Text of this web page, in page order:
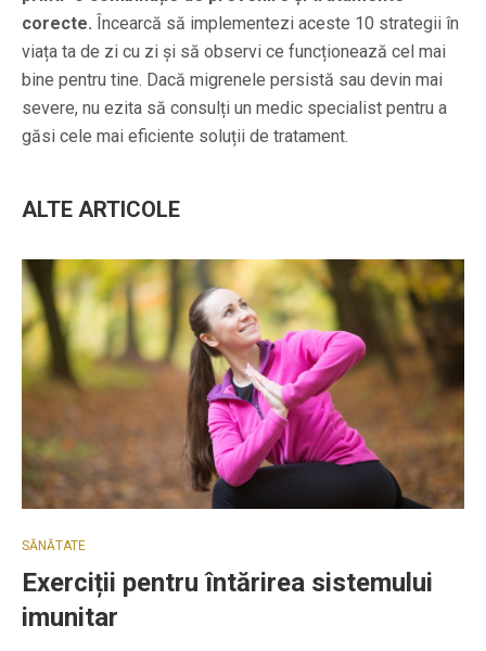
corecte. Încearcă să implementezi aceste 10 strategii în
viața ta de zi cu zi și să observi ce funcționează cel mai
bine pentru tine. Dacă migrenele persistă sau devin mai
severe, nu ezita să consulți un medic specialist pentru a
găsi cele mai eficiente soluții de tratament.
ALTE ARTICOLE
SĂNĂTATE
Exerciții pentru întărirea sistemului
imunitar